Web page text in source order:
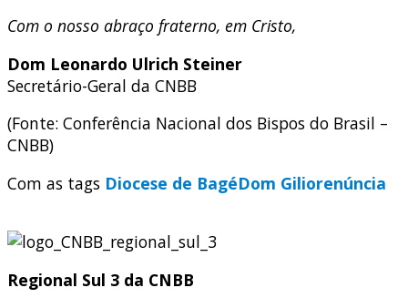
Com o nosso abraço fraterno, em Cristo,
Dom Leonardo Ulrich Steiner
Secretário-Geral da CNBB
(Fonte: Conferência Nacional dos Bispos do Brasil –
CNBB)
Com as tags Diocese de BagéDom Giliorenúncia
Regional Sul 3 da CNBB